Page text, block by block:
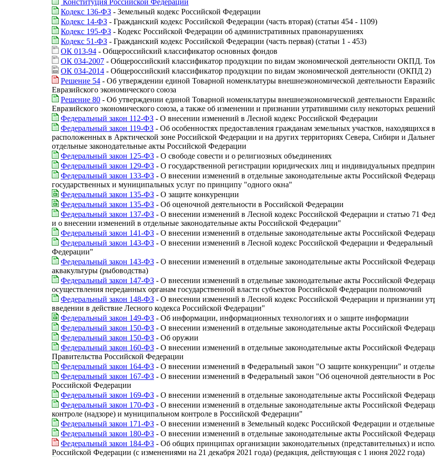
Кодекс 136-ФЗ - Земельный кодекс Российской Федерации
Кодекс 14-ФЗ - Гражданский кодекс Российской Федерации (часть вторая) (статьи 454 - 1109)
Кодекс 195-ФЗ - Кодекс Российской Федерации об административных правонарушениях
Кодекс 51-ФЗ - Гражданский кодекс Российской Федерации (часть первая) (статьи 1 - 453)
ОК 013-94 - Общероссийский классификатор основных фондов
ОК 034-2007 - Общероссийский классификатор продукции по видам экономической деятельности ОКПД.
ОК 034-2014 - Общероссийский классификатор продукции по видам экономической деятельности (ОКПД 2)
Решение 54 - Об утверждении единой Товарной номенклатуры внешнеэкономической деятельности
Евразийского экономического союза
Решение 80 - Об утверждении единой Товарной номенклатуры внешнеэкономической деятельности
Евразийского экономического союза, а также об изменении и признании утратившими силу некоторых
Федеральный закон 112-ФЗ - О внесении изменений в Лесной кодекс Российской Федерации
Федеральный закон 119-ФЗ - Об особенностях предоставления гражданам земельных участков,
расположенных в Арктической зоне Российской Федерации и на других территориях Севера, Сибири и
отдельные законодательные акты Российской Федерации
Федеральный закон 125-ФЗ - О свободе совести и о религиозных объединениях
Федеральный закон 129-ФЗ - О государственной регистрации юридических лиц и индивидуальных
Федеральный закон 133-ФЗ - О внесении изменений в отдельные законодательные акты Российской
государственных и муниципальных услуг по принципу "одного окна"
Федеральный закон 135-ФЗ - О защите конкуренции
Федеральный закон 135-ФЗ - Об оценочной деятельности в Российской Федерации
Федеральный закон 137-ФЗ - О внесении изменений в Лесной кодекс Российской Федерации и статью 71
и о внесении изменений в отдельные законодательные акты Российской Федерации"
Федеральный закон 141-ФЗ - О внесении изменений в отдельные законодательные акты Российской
Федеральный закон 143-ФЗ - О внесении изменений в Лесной кодекс Российской Федерации и Федеральный
Федерации"
Федеральный закон 143-ФЗ - О внесении изменений в отдельные законодательные акты Российской
аквакультуры (рыбоводства)
Федеральный закон 147-ФЗ - О внесении изменений в отдельные законодательные акты Российской
осуществления переданных органам государственной власти субъектов Российской Федерации полномочий
Федеральный закон 148-ФЗ - О внесении изменений в Лесной кодекс Российской Федерации и признании
введении в действие Лесного кодекса Российской Федерации"
Федеральный закон 149-ФЗ - Об информации, информационных технологиях и о защите информации
Федеральный закон 150-ФЗ - О внесении изменений в отдельные законодательные акты Российской
Федеральный закон 150-ФЗ - Об оружии
Федеральный закон 160-ФЗ - О внесении изменений в отдельные законодательные акты Российской
Правительства Российской Федерации
Федеральный закон 164-ФЗ - О внесении изменений в Федеральный закон "О защите конкуренции" и
Федеральный закон 167-ФЗ - О внесении изменений в Федеральный закон "Об оценочной деятельности в
Российской Федерации
Федеральный закон 169-ФЗ - О внесении изменений в отдельные законодательные акты Российской
Федеральный закон 170-ФЗ - О внесении изменений в отдельные законодательные акты Российской
контроле (надзоре) и муниципальном контроле в Российской Федерации"
Федеральный закон 171-ФЗ - О внесении изменений в Земельный кодекс Российской Федерации и
Федеральный закон 180-ФЗ - О внесении изменений в отдельные законодательные акты Российской
Федеральный закон 184-ФЗ - Об общих принципах организации законодательных (представительных) и
Российской Федерации (с изменениями на 21 декабря 2021 года) (редакция, действующая с 1 июня 2022 года)